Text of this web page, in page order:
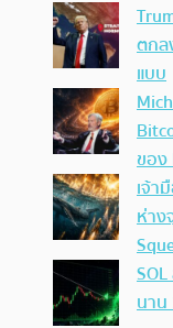
ตกล
แบบ
ของ
เจ้า
ห่าง
นาน